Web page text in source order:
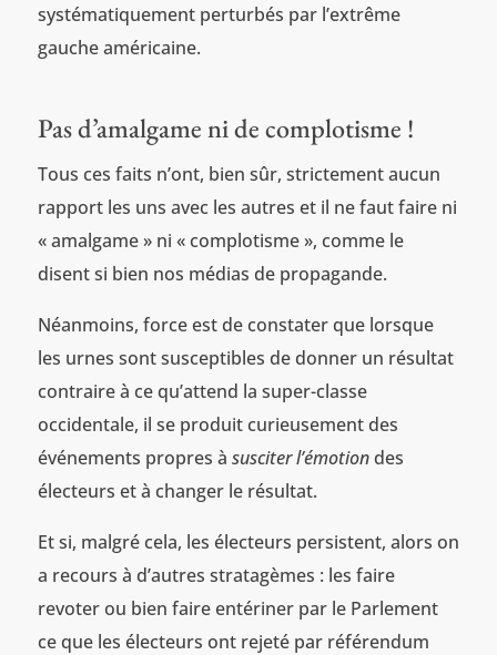
systématiquement perturbés par l’extrême
gauche américaine.
Pas d’amalgame ni de complotisme !
Tous ces faits n’ont, bien sûr, strictement aucun
rapport les uns avec les autres et il ne faut faire ni
« amalgame » ni « complotisme », comme le
disent si bien nos médias de propagande.
Néanmoins, force est de constater que lorsque
les urnes sont susceptibles de donner un résultat
contraire à ce qu’attend la super-classe
occidentale, il se produit curieusement des
événements propres à susciter l’émotiondes
électeurs et à changer le résultat.
Et si, malgré cela, les électeurs persistent, alors on
a recours à d’autres stratagèmes : les faire
revoter ou bien faire entériner par le Parlement
ce que les électeurs ont rejeté par référendum